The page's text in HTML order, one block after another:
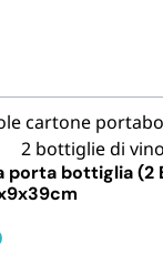
porta bottiglia (2